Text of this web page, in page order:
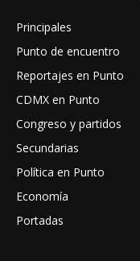
Principales
Punto de encuentro
Reportajes en Punto
CDMX en Punto
Congreso y partidos
Secundarias
Política en Punto
Economía
Portadas